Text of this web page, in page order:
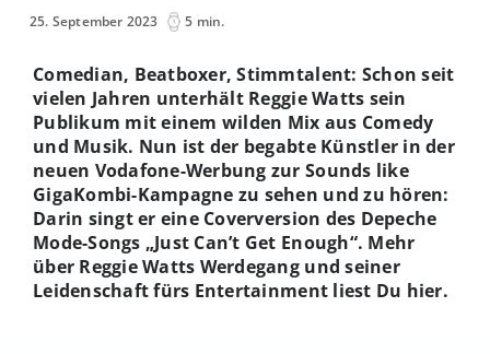
25. September 2023 5 min.
Comedian, Beatboxer, Stimmtalent: Schon seit
vielen Jahren unterhält Reggie Watts sein
Publikum mit einem wilden Mix aus Comedy
und Musik. Nun ist der begabte Künstler in der
neuen Vodafone-Werbung zur Sounds like
GigaKombi-Kampagne zu sehen und zu hören:
Darin singt er eine Coverversion des Depeche
Mode-Songs „Just Can’t Get Enough“. Mehr
über Reggie Watts Werdegang und seiner
Leidenschaft fürs Entertainment liest Du hier.